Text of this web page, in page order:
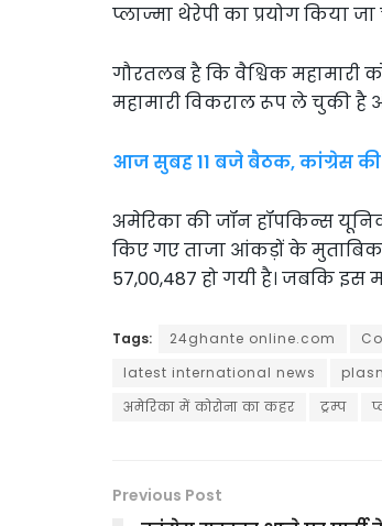
प्लाज्मा थेरेपी का प्रयोग किया
गौरतलब है कि वैश्विक महामारी
महामारी विकराल रूप ले चुकी
आज सुबह 11 बजे बैठक, कांग्रेस की
अमेरिका की जॉन हॉपकिन्स
किए गए ताजा आंकड़ों के मुताबिक
57,00,487 हो गयी है। जबकि इस
Tags: 24ghante online.com
latest international news
अमेरिका में कोरोना का कहर
ट्रम्प
Previous Post